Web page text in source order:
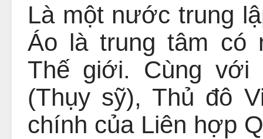
Là một nước trung
Áo là trung tâm có
Thế giới. Cùng với
(Thụy sỹ), Thủ đô
chính của Liên hợp